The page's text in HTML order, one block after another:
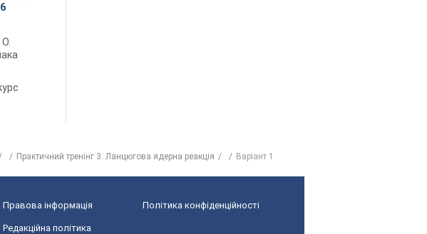
О.
Практичний тренінг 3. Ланцюгова ядерна реакція Варіант 1
Правова інформація Політика конфіденційності
Редакційна політика